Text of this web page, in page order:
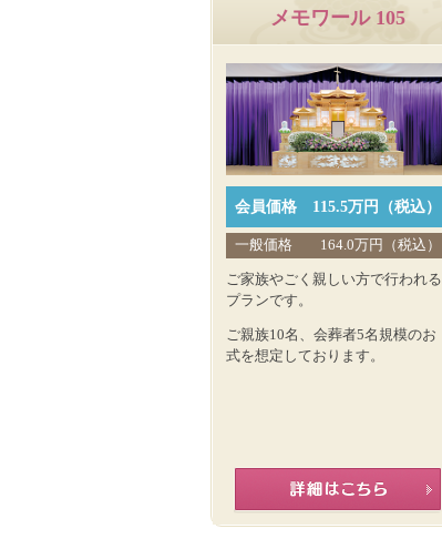
メモワール 105
会員価格 115.5万円（税込）
一般価格 164.0万円（税込）
ご家族やごく親しい方で行われる
プランです。
ご親族10名、会葬者5名規模のお
式を想定しております。